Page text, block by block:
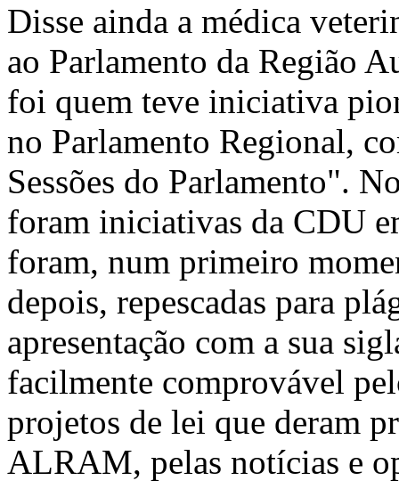
Disse ainda a médica
ao Parlamento da Região
foi quem teve iniciativa
no Parlamento Regional,
Sessões do Parlamento".
foram iniciativas da CDU
foram, num primeiro
depois, repescadas para
apresentação com a sua
facilmente comprovável
projetos de lei que deram
ALRAM, pelas notícias e